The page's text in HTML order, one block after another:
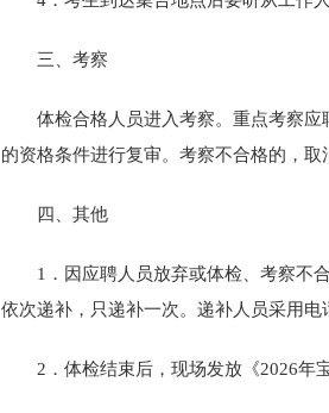
三、考察
体检合格人员进入考察。重点考察
的资格条件进行复审。考察不合格的，取
四、其他
1．因应聘人员放弃或体检、考察不
依次递补，只递补一次。递补人员采用电
2．体检结束后，现场发放《2026年